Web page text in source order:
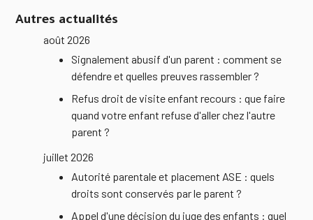
Autres actualités
août 2026
Signalement abusif d'un parent : comment se
défendre et quelles preuves rassembler ?
Refus droit de visite enfant recours : que faire
quand votre enfant refuse d'aller chez l'autre
parent ?
juillet 2026
Autorité parentale et placement ASE : quels
droits sont conservés par le parent ?
Appel d'une décision du juge des enfants : quel